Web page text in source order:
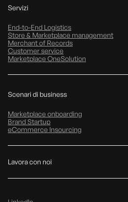
Servizi
End-to-End Logistics
Store & Marketplace management
Merchant of Records
Customer service
Marketplace OneSolution
Scenari di business
Marketplace onboarding
Brand Startup
eCommerce Insourcing
Lavora con noi